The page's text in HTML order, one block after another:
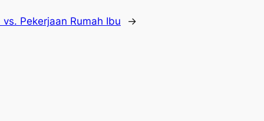
Pekerjaan Rumah Ibu →